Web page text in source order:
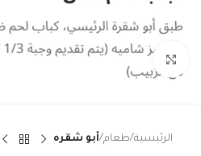
Click to enlarge
الرئيسية طعام أبو شقره